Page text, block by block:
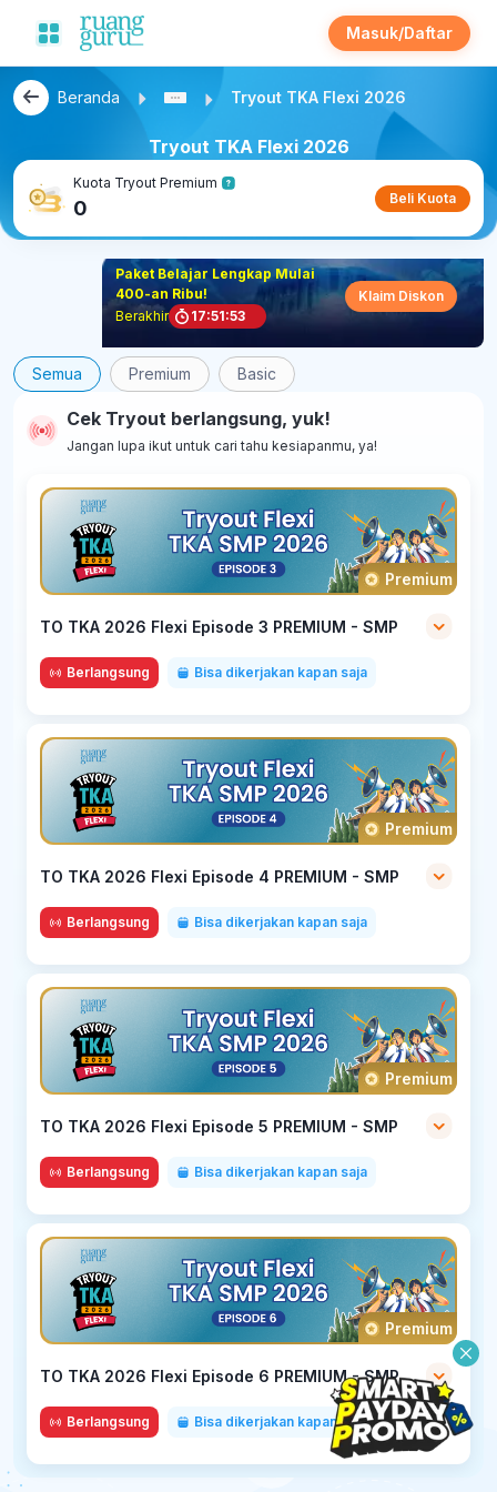
Masuk/Daftar
Beranda Tryout TKA Flexi 2026
Tryout TKA Flexi 2026
Kuota Tryout Premium
0 Beli Kuota
Paket Belajar Lengkap Mulai
400-an Ribu!
Berakhir
17:51:53
Klaim Diskon
Semua Premium Basic
Cek Tryout berlangsung, yuk!
Jangan lupa ikut untuk cari tahu kesiapanmu, ya!
Premium
TO TKA 2026 Flexi Episode 3 PREMIUM - SMP
Berlangsung Bisa dikerjakan kapan saja
Premium
TO TKA 2026 Flexi Episode 4 PREMIUM - SMP
Berlangsung Bisa dikerjakan kapan saja
Premium
TO TKA 2026 Flexi Episode 5 PREMIUM - SMP
Berlangsung Bisa dikerjakan kapan saja
Premium
TO TKA 2026 Flexi Episode 6 PREMIUM - SMP
Berlangsung Bisa dikerjakan kapan saja